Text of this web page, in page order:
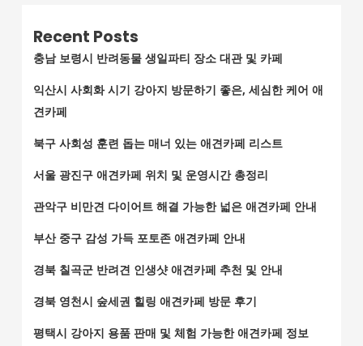
Recent Posts
충남 보령시 반려동물 생일파티 장소 대관 및 카페
익산시 사회화 시기 강아지 방문하기 좋은, 세심한 케어 애
견카페
북구 사회성 훈련 돕는 매너 있는 애견카페 리스트
서울 광진구 애견카페 위치 및 운영시간 총정리
관악구 비만견 다이어트 해결 가능한 넓은 애견카페 안내
부산 중구 감성 가득 포토존 애견카페 안내
경북 칠곡군 반려견 인생샷 애견카페 추천 및 안내
경북 영천시 숲세권 힐링 애견카페 방문 후기
평택시 강아지 용품 판매 및 체험 가능한 애견카페 정보